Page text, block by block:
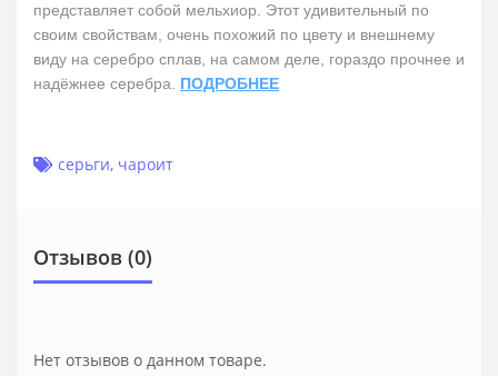
представляет собой мельхиор. Этот удивительный по
своим свойствам, очень похожий по цвету и внешнему
виду на серебро сплав, на самом деле, гораздо прочнее и
надёжнее серебра. ПОДРОБНЕЕ
серьги, чароит
Отзывов (0)
Нет отзывов о данном товаре.